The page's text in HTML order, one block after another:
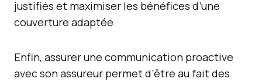
justifiés et maximiser les bénéfices d’une
couverture adaptée.
Enfin, assurer une communication proactive
avec son assureur permet d’être au fait des